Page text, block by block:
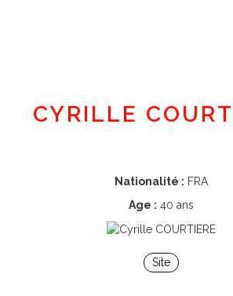
CYRILLE
Nationalité : FRA
Age : 40 ans
Site